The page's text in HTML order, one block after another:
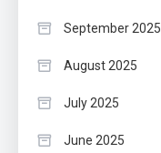
September 2025
August 2025
July 2025
June 2025